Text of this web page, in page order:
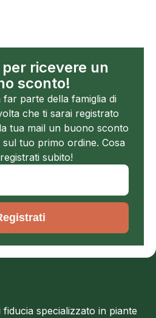
ricevere un
sconto!
parte della famiglia di
che ti sarai registrato
tua mail un buono sconto
tuo primo ordine. Cosa
subito!
specializzato in piante